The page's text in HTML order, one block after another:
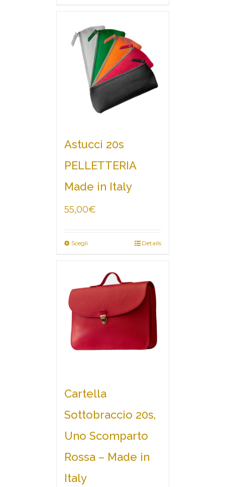
Astucci 20s
PELLETTERIA
Made in Italy
55,00€
Scegli Details
Cartella
Sottobraccio 20s,
Uno Scomparto
Rossa – Made in
Italy